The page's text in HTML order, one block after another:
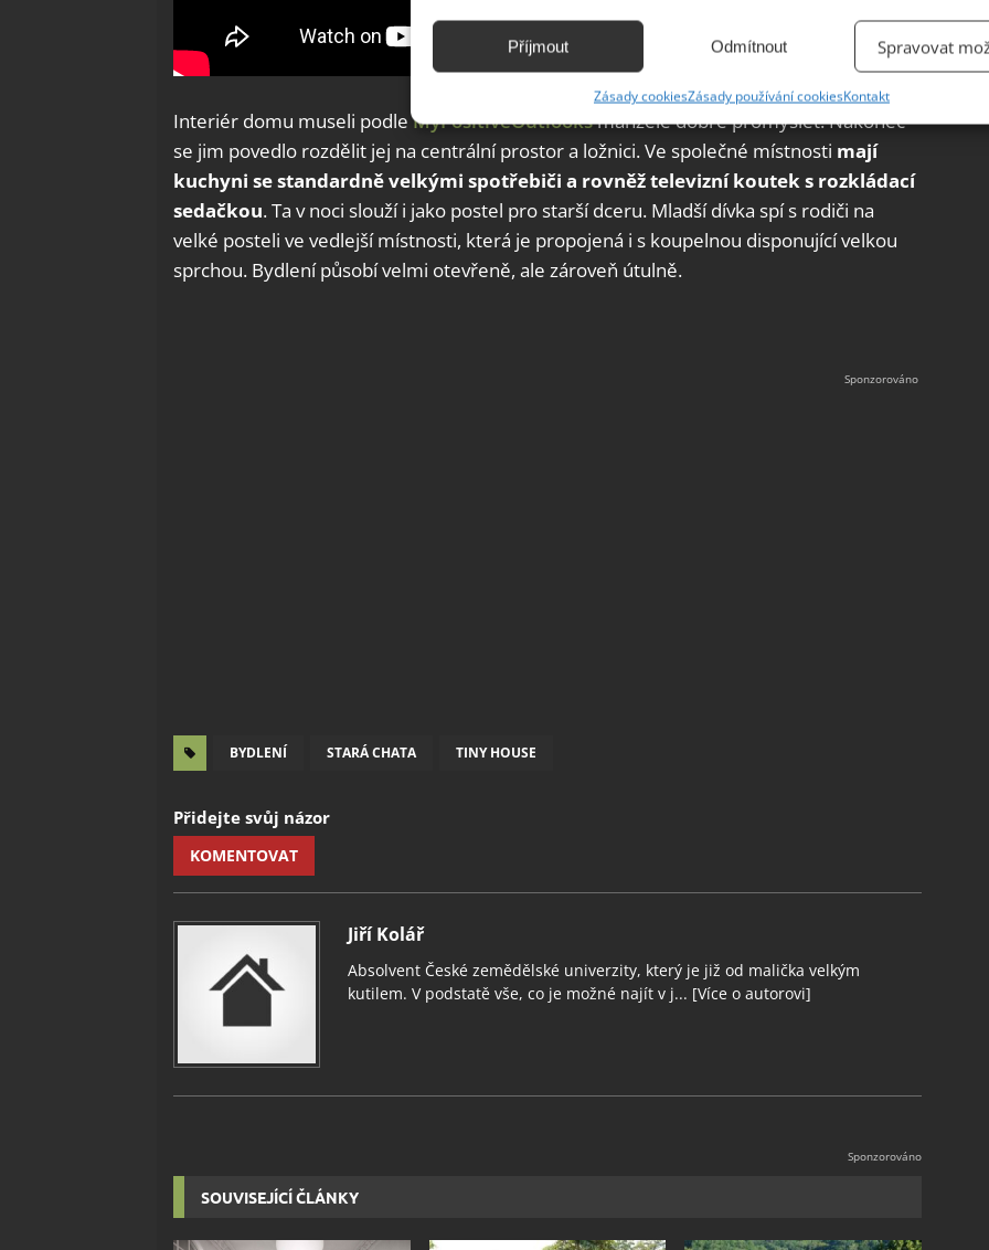
Identifikace zařízení na základě automaticky přenášených informací.
základě aktivně vyžádaných informací.
Zajištění bezpečnosti, předcházení a zjišťování podvodů a
odstraňování chyb, Poskytování a zobrazování reklamy a obsahu,
Ukládání a sdělování voleb ochrany osobních údajů.
Příjmout Odmítnout Spravovat
Zásady cookiesZásady používání cookiesKontakt
Interiér domu museli podleMyPositiveOutlooksmanželé dobře promyslet. Nakonec
se jim povedlo rozdělit jej na centrální prostor a ložnici. Ve společné místnosti mají
kuchyni se standardně velkými spotřebiči a rovněž televizní koutek s rozkládací
sedačkou. Ta v noci slouží i jako postel pro starší dceru. Mladší dívka spí s rodiči na
velké posteli ve vedlejší místnosti, která je propojená i s koupelnou disponující velkou
sprchou. Bydlení působí velmi otevřeně, ale zároveň útulně.
BYDLENÍ STARÁ CHATA TINY HOUSE
Přidejte svůj názor
KOMENTOVAT
Jiří Kolář
Absolvent České zemědělské univerzity, který je již od malička velkým
kutilem. V podstatě vše, co je možné najít v j... [Více o autorovi]
SOUVISEJÍCÍ ČLÁNKY